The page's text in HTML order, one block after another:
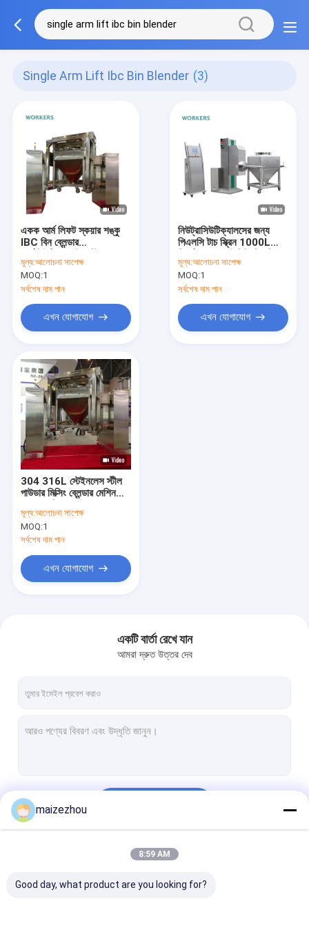
Single Arm Lift Ibc Bin Blender (3)
একক আর্ম লিফট স্কয়ার শঙ্কু
IBC বিন ব্লেন্ডার
কেমিক্যাল মিক্সার
মূল্য:আলোচনা সাপেক্ষ
MOQ:1
সর্বশেষ দাম পান
এখন যোগাযোগ
নিউট্রাসিউটিক্যালসের জন্য
পিএলসি টাচ স্ক্রিন 1000L
মূল্য:আলোচনা সাপেক্ষ
MOQ:1
সর্বশেষ দাম পান
এখন যোগাযোগ
304 316L স্টেইনলেস স্টীল
পাউডার মিক্সিং ব্লেন্ডার মেশিন
মূল্য:আলোচনা সাপেক্ষ
MOQ:1
সর্বশেষ দাম পান
এখন যোগাযোগ
একটি বার্তা রেখে যান
আমরা দ্রুত উত্তর দেব
maizezhou
8:59 AM
Good day, what product are you looking for?